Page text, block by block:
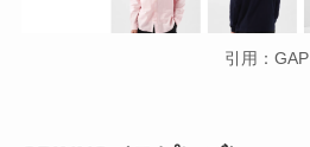
引用：GAP